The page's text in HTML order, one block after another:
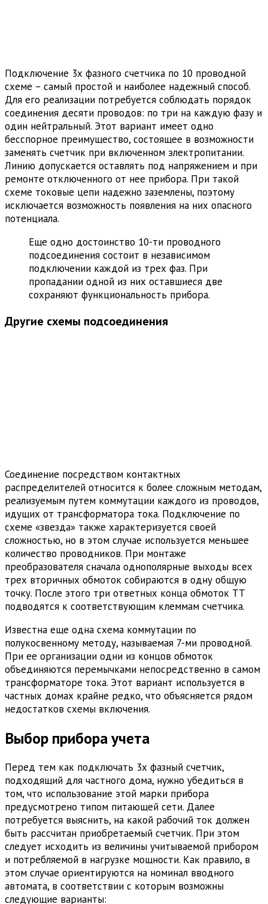
Подключение 3х фазного счетчика по 10 проводной
схеме – самый простой и наиболее надежный способ.
Для его реализации потребуется соблюдать порядок
соединения десяти проводов: по три на каждую фазу и
один нейтральный. Этот вариант имеет одно
бесспорное преимущество, состоящее в возможности
заменять счетчик при включенном электропитании.
Линию допускается оставлять под напряжением и при
ремонте отключенного от нее прибора. При такой
схеме токовые цепи надежно заземлены, поэтому
исключается возможность появления на них опасного
потенциала.
Еще одно достоинство 10-ти проводного
подсоединения состоит в независимом
подключении каждой из трех фаз. При
пропадании одной из них оставшиеся две
сохраняют функциональность прибора.
Другие схемы подсоединения
Соединение посредством контактных
распределителей относится к более сложным методам,
реализуемым путем коммутации каждого из проводов,
идущих от трансформатора тока. Подключение по
схеме «звезда» также характеризуется своей
сложностью, но в этом случае используется меньшее
количество проводников. При монтаже
преобразователя сначала однополярные выходы всех
трех вторичных обмоток собираются в одну общую
точку. После этого три ответных конца обмоток ТТ
подводятся к соответствующим клеммам счетчика.
Известна еще одна схема коммутации по
полукосвенному методу, называемая 7-ми проводной.
При ее организации одни из концов обмоток
объединяются перемычками непосредственно в самом
трансформаторе тока. Этот вариант используется в
частных домах крайне редко, что объясняется рядом
недостатков схемы включения.
Выбор прибора учета
Перед тем как подключать 3х фазный счетчик,
подходящий для частного дома, нужно убедиться в
том, что использование этой марки прибора
предусмотрено типом питающей сети. Далее
потребуется выяснить, на какой рабочий ток должен
быть рассчитан приобретаемый счетчик. При этом
следует исходить из величины учитываемой прибором
и потребляемой в нагрузке мощности. Как правило, в
этом случае ориентируются на номинал вводного
автомата, в соответствии с которым возможны
следующие варианты: